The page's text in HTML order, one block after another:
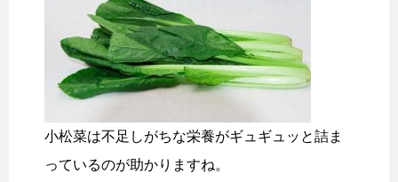
小松菜は不足しがちな栄養がギュギュッと詰ま
っているのが助かりますね。